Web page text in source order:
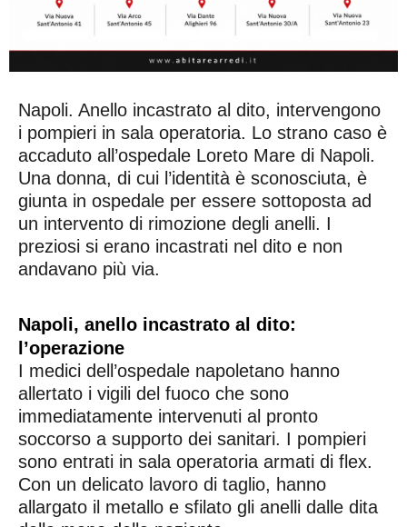
Napoli. Anello incastrato al dito, intervengono
i pompieri in sala operatoria. Lo strano caso è
accaduto all’ospedale Loreto Mare di Napoli.
Una donna, di cui l’identità è sconosciuta, è
giunta in ospedale per essere sottoposta ad
un intervento di rimozione degli anelli. I
preziosi si erano incastrati nel dito e non
andavano più via.
Napoli, anello incastrato al dito:
l’operazione
I medici dell’ospedale napoletano hanno
allertato i vigili del fuoco che sono
immediatamente intervenuti al pronto
soccorso a supporto dei sanitari. I pompieri
sono entrati in sala operatoria armati di flex.
Con un delicato lavoro di taglio, hanno
allargato il metallo e sfilato gli anelli dalle dita